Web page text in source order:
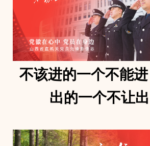
不该进的一个不能
出的一个不让出